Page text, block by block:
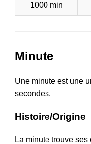
1000 min
Minute
Une minute est une
secondes.
Histoire/Origine
La minute trouve